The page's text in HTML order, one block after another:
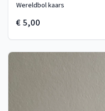
Wereldbol kaars
€ 5,00